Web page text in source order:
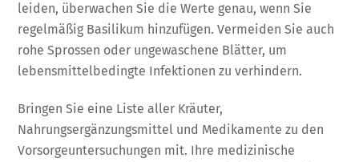
leiden, überwachen Sie die Werte genau, wenn Sie
regelmäßig Basilikum hinzufügen. Vermeiden Sie auch
rohe Sprossen oder ungewaschene Blätter, um
lebensmittelbedingte Infektionen zu verhindern.
Bringen Sie eine Liste aller Kräuter,
Nahrungsergänzungsmittel und Medikamente zu den
Vorsorgeuntersuchungen mit. Ihre medizinische